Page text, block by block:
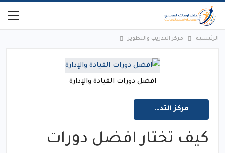
الرئيسية مركز التدريب والتطوير
افضل دورات القيادة والإدارة
مركز التدريب والتطوير
كيف تختار افضل دورات